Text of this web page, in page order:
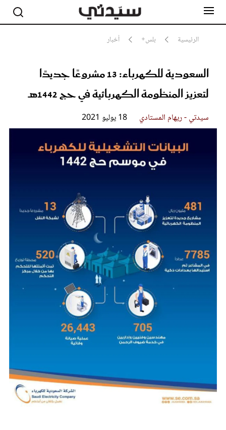
الرئيسية بلس+ أخبار
السعودية للكهرباء: 13 مشروعًا جديدًا
لتعزيز المنظومة الكهربائية في حج 1442هـ
سيدتي - ريهام المستادي 18 يوليو 2021
مشاهير
جمال
سيدتي وطفلك
لايف ستايل
ستايل
تقارير
مجلة سيدتي